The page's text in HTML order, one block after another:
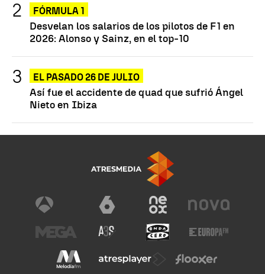
FÓRMULA 1
Desvelan los salarios de los pilotos de F1 en
2026: Alonso y Sainz, en el top-10
EL PASADO 26 DE JULIO
Así fue el accidente de quad que sufrió Ángel
Nieto en Ibiza